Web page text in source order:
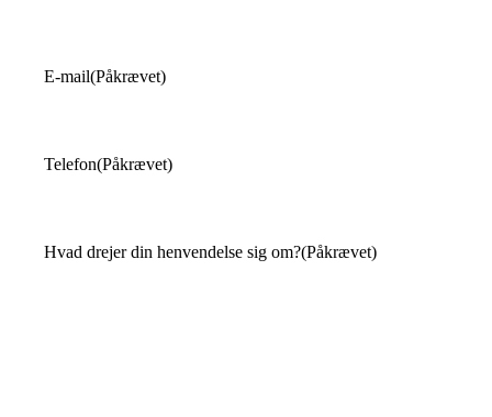
E-mail(Påkrævet)
Telefon(Påkrævet)
Hvad drejer din henvendelse sig om?(Påkrævet)